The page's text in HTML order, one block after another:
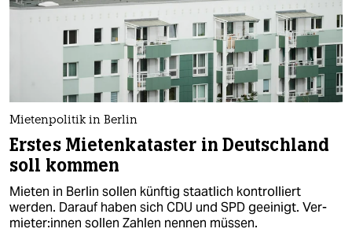
Mietenpolitik in Berlin
Erstes Mietenkataster in Deutschland
soll kommen
Mieten in Berlin sollen künftig staatlich kontrolliert
werden. Darauf haben sich CDU und SPD geeinigt. Ver­
mie­te­r:in­nen sollen Zahlen nennen müssen.